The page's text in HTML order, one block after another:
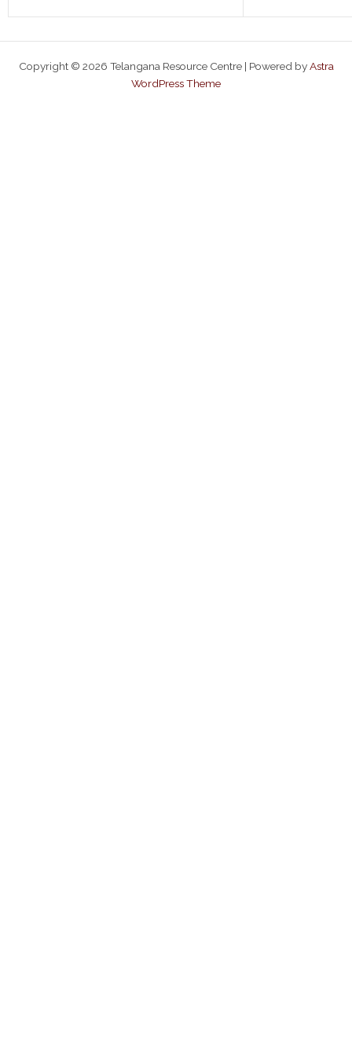
Copyright © 2026 Telangana Resource Centre | Powered byAstra
WordPress Theme